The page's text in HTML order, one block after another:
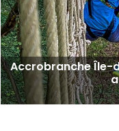
Accrobranche Île-